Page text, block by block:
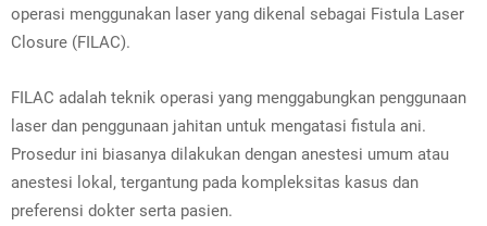
operasi menggunakan laser yang dikenal sebagai Fistula Laser
Closure (FILAC).
FILAC adalah teknik operasi yang menggabungkan penggunaan
laser dan penggunaan jahitan untuk mengatasi fistula ani.
Prosedur ini biasanya dilakukan dengan anestesi umum atau
anestesi lokal, tergantung pada kompleksitas kasus dan
preferensi dokter serta pasien.